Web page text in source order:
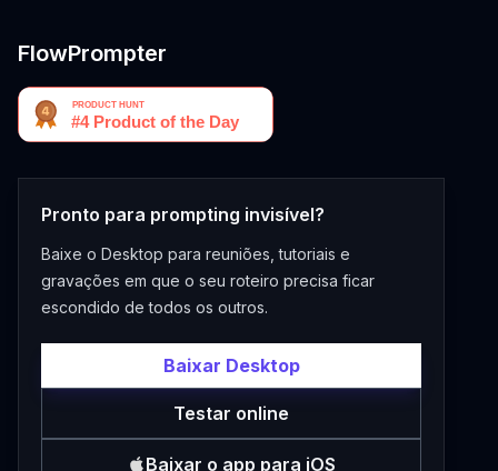
FlowPrompter
Pronto para prompting invisível?
Baixe o Desktop para reuniões, tutoriais e
gravações em que o seu roteiro precisa ficar
escondido de todos os outros.
Baixar Desktop
Testar online
Baixar o app para iOS